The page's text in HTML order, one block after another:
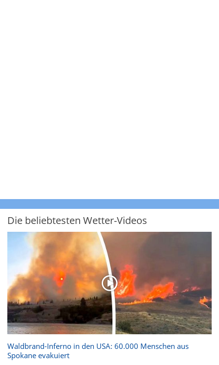
Die beliebtesten Wetter-Videos
Waldbrand-Inferno in den USA: 60.000 Menschen aus
Spokane evakuiert